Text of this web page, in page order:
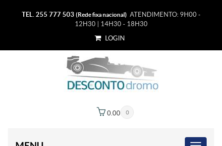
TEL. 255 777 503 (Rede fixa nacional) ATENDIMENTO: 9H00 -
12H30 | 14H30 - 18H30
LOGIN
0
0.00